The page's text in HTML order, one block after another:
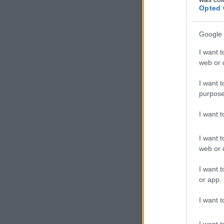
Opted
Google
I want
web or
I want
I want
I want
web or
I want
or app.
I want
Az